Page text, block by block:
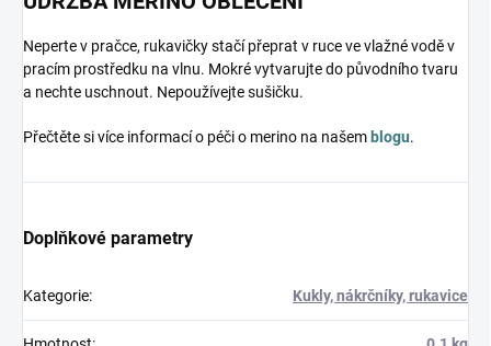
Neperte v pračce, rukavičky stačí přeprat v ruce ve vlažné vodě v
pracím prostředku na vlnu. Mokré vytvarujte do původního tvaru
a nechte uschnout. Nepoužívejte sušičku.
Přečtěte si více informací o péči o merino na našem blogu.
Doplňkové parametry
Kategorie: Kukly, nákrčníky, rukavice